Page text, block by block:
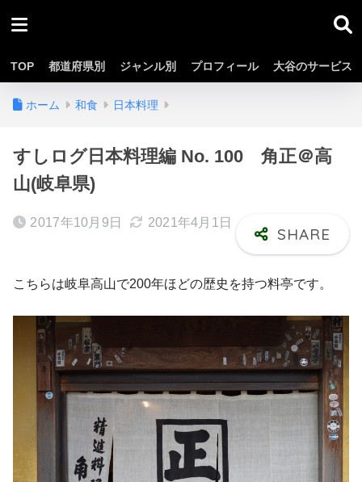
TOP 都道府県別 ジャンル別 プロフィール 大谷のサービス
ホーム 和食 日本料理
すしログ日本料理編 No. 100 角正＠高
山(岐阜県)
2017年10月9日 2021年4月1日
こちらは岐阜高山で200年ほどの歴史を持つ料亭です。